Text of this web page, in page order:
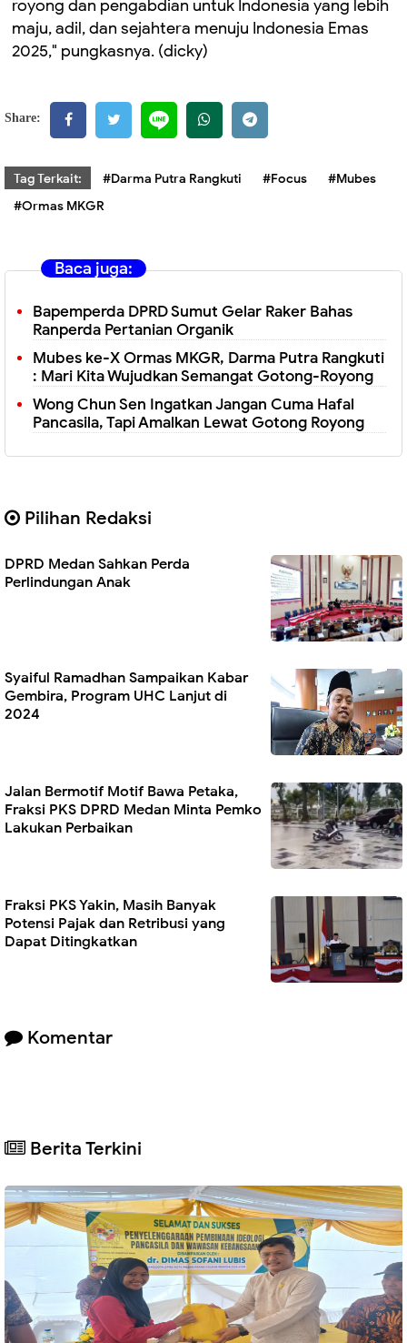
royong dan pengabdian untuk Indonesia yang lebih
maju, adil, dan sejahtera menuju Indonesia Emas
2025," pungkasnya. (dicky)
Share:
Tag Terkait: #Darma Putra Rangkuti #Focus
#Mubes
#Ormas MKGR
Baca juga:
Bapemperda DPRD Sumut Gelar Raker Bahas
Ranperda Pertanian Organik
Mubes ke-X Ormas MKGR, Darma Putra Rangkuti
: Mari Kita Wujudkan Semangat Gotong-Royong
Wong Chun Sen Ingatkan Jangan Cuma Hafal
Pancasila, Tapi Amalkan Lewat Gotong Royong
Pilihan Redaksi
DPRD Medan Sahkan Perda
Perlindungan Anak
Syaiful Ramadhan Sampaikan Kabar
Gembira, Program UHC Lanjut di
2024
Jalan Bermotif Motif Bawa Petaka,
Fraksi PKS DPRD Medan Minta Pemko
Lakukan Perbaikan
Fraksi PKS Yakin, Masih Banyak
Potensi Pajak dan Retribusi yang
Dapat Ditingkatkan
Komentar
Berita Terkini